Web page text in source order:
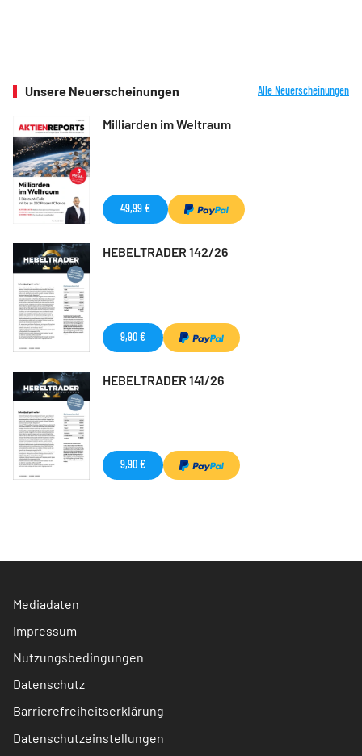
Unsere Neuerscheinungen Alle Neuerscheinungen
Milliarden im Weltraum
49,99 €
HEBELTRADER 142/26
9,90 €
HEBELTRADER 141/26
9,90 €
Mediadaten
Impressum
Nutzungsbedingungen
Datenschutz
Barrierefreiheitserklärung
Datenschutzeinstellungen